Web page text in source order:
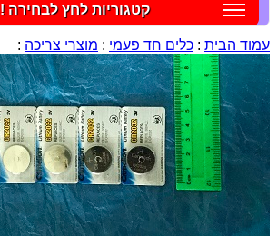
קטגוריות לחץ לבחירה !
עמוד הבית : כלים חד פעמי : מוצרי צריכה :